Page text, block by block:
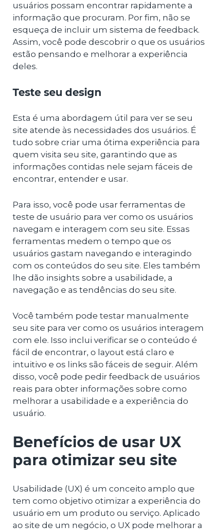
usuários possam encontrar rapidamente a
informação que procuram. Por fim, não se
esqueça de incluir um sistema de feedback.
Assim, você pode descobrir o que os usuários
estão pensando e melhorar a experiência
deles.
Teste seu design
Esta é uma abordagem útil para ver se seu
site atende às necessidades dos usuários. É
tudo sobre criar uma ótima experiência para
quem visita seu site, garantindo que as
informações contidas nele sejam fáceis de
encontrar, entender e usar.
Para isso, você pode usar ferramentas de
teste de usuário para ver como os usuários
navegam e interagem com seu site. Essas
ferramentas medem o tempo que os
usuários gastam navegando e interagindo
com os conteúdos do seu site. Eles também
lhe dão insights sobre a usabilidade, a
navegação e as tendências do seu site.
Você também pode testar manualmente
seu site para ver como os usuários interagem
com ele. Isso inclui verificar se o conteúdo é
fácil de encontrar, o layout está claro e
intuitivo e os links são fáceis de seguir. Além
disso, você pode pedir feedback de usuários
reais para obter informações sobre como
melhorar a usabilidade e a experiência do
usuário.
Benefícios de usar UX
para otimizar seu site
Usabilidade (UX) é um conceito amplo que
tem como objetivo otimizar a experiência do
usuário em um produto ou serviço. Aplicado
ao site de um negócio, o UX pode melhorar a